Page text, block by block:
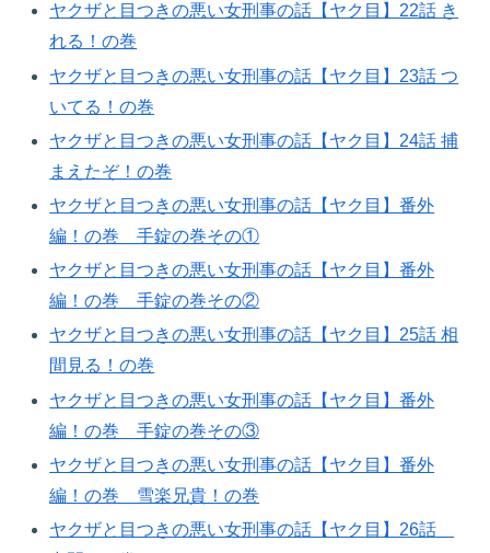
ヤクザと目つきの悪い女刑事の話【ヤク目】22話 き
れる！の巻​
ヤクザと目つきの悪い女刑事の話【ヤク目】23話 つ
いてる！の巻​
ヤクザと目つきの悪い女刑事の話【ヤク目】24話 捕
まえたぞ！の巻​
ヤクザと目つきの悪い女刑事の話【ヤク目】番外
編！の巻 手錠の巻その①
ヤクザと目つきの悪い女刑事の話【ヤク目】番外
編！の巻 手錠の巻その②​
ヤクザと目つきの悪い女刑事の話【ヤク目】25話 相
間見る！の巻​
ヤクザと目つきの悪い女刑事の話【ヤク目】番外
編！の巻 手錠の巻その③​
ヤクザと目つきの悪い女刑事の話【ヤク目】番外
編！の巻 雪楽兄貴！の巻
ヤクザと目つきの悪い女刑事の話【ヤク目】26話